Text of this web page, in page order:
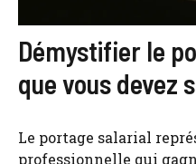
Démystifier le
que vous devez
Le portage salarial
professionnelle qui